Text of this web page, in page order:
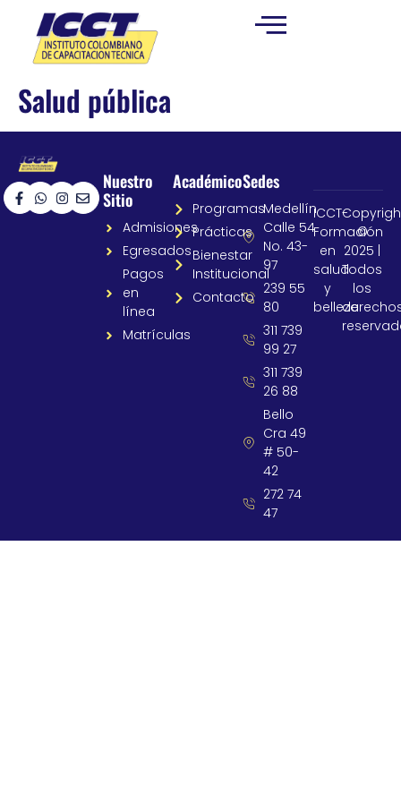
Salud pública
Nuestro
Sitio
Admisiones
Egresados
Pagos
en
línea
Matrículas
Académico
Programas
Prácticas
Bienestar
Institucional
Contacto
Sedes
Medellín
Calle 54
No. 43-
97
239 55
80
311 739
99 27
311 739
26 88
Bello
Cra 49
# 50-
42
272 74
47
ICCT-
Formación
en
salud
y
belleza
©
2025 |
Todos
los